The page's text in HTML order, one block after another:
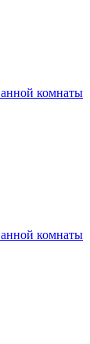
комнаты
комнаты